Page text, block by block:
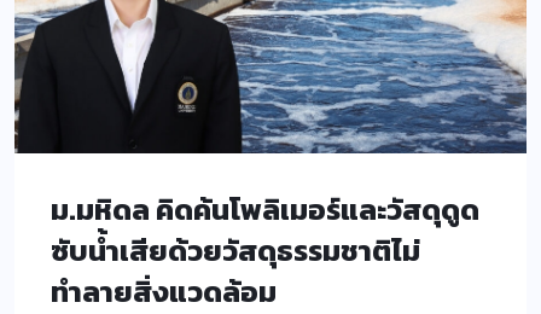
ม.มหิดล คิดค้นโพลิเมอร์และวัสดุดูด
ซับน้ำเสียด้วยวัสดุธรรมชาติไม่
ทำลายสิ่งแวดล้อม